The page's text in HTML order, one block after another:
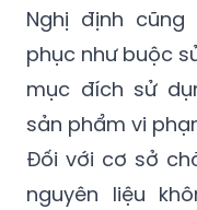
Nghị định
phục như buộc
mục đích sử
sản phẩm vi
Đối với cơ sở
nguyên liệu